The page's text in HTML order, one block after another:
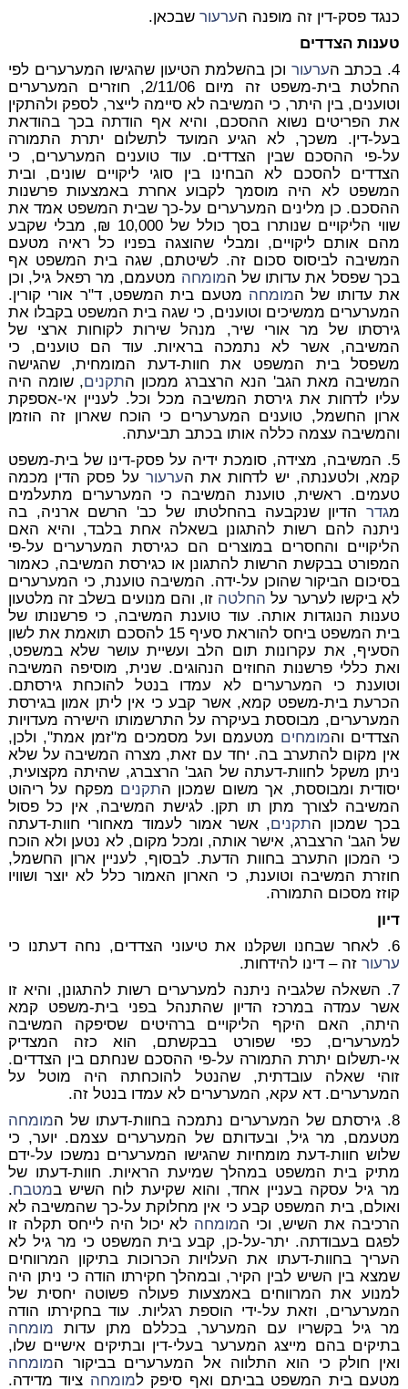
כנגד פסק-דין זה מופנה הערעורשבכאן.
טענות הצדדים
4. בכתב ה
ערעור וכן בהשלמת הטיעון שהגישו המערערים לפי
החלטת בית-משפט זה מיום 2/11/06, חוזרים המערערים
וטוענים, בין היתר, כי המשיבה לא סיימה לייצר, לספק ולהתקין
את הפריטים נשוא ההסכם, והיא אף הודתה בכך בהודאת
בעל-דין. משכך, לא הגיע המועד לתשלום יתרת התמורה
על-פי ההסכם שבין הצדדים. עוד טוענים המערערים, כי
הצדדים להסכם לא הבחינו בין סוגי ליקויים שונים, ובית
המשפט לא היה מוסמך לקבוע אחרת באמצעות פרשנות
ההסכם. כן מלינים המערערים על-כך שבית המשפט אמד את
שווי הליקויים שנותרו בסך כולל של 10,000 ₪, מבלי שקבע
מהם אותם ליקויים, ומבלי שהוצגה בפניו כל ראיה מטעם
המשיבה לביסוס סכום זה. לשיטתם, שגה בית המשפט אף
בכך שפסל את עדותו של המומחה מטעמם, מר רפאל גיל, וכן
את עדותו של המומחה מטעם בית המשפט, ד"ר אורי קורין.
המערערים ממשיכים וטוענים, כי שגה בית המשפט בקבלו את
גירסתו של מר אורי שיר, מנהל שירות לקוחות ארצי של
המשיבה, אשר לא נתמכה בראיות. עוד הם טוענים, כי
משפסל בית המשפט את חוות-דעת המומחית, שהגישה
המשיבה מאת הגב' הנא הרצברג ממכון התקנים, שומה היה
עליו לדחות את גירסת המשיבה מכל וכל. לעניין אי-אספקת
ארון החשמל, טוענים המערערים כי הוכח שארון זה הוזמן
והמשיבה עצמה כללה אותו בכתב תביעתה.
5. המשיבה, מצידה, סומכת ידיה על פסק-דינו של בית-משפט
קמא, ולטענתה, יש לדחות את הערעור על פסק הדין מכמה
טעמים. ראשית, טוענת המשיבה כי המערערים מתעלמים
מגדרהדיון שנקבעה בהחלטתו של כב' הרשם ארניה, בה
ניתנה להם רשות להתגונן בשאלה אחת בלבד, והיא האם
הליקויים והחסרים במוצרים הם כגירסת המערערים על-פי
המפורט בבקשת הרשות להתגונן או כגירסת המשיבה, כאמור
בסיכום הביקור שהוכן על-ידה. המשיבה טוענת, כי המערערים
לא ביקשו לערער על החלטה זו, והם מנועים בשלב זה מלטעון
טענות הנוגדות אותה. עוד טוענת המשיבה, כי פרשנותו של
בית המשפט ביחס להוראת סעיף 15 להסכם תואמת את לשון
הסעיף, את עקרונות תום הלב ועשיית עושר שלא במשפט,
ואת כללי פרשנות החוזים הנהוגים. שנית, מוסיפה המשיבה
וטוענת כי המערערים לא עמדו בנטל להוכחת גירסתם.
הכרעת בית-משפט קמא, אשר קבע כי אין ליתן אמון בגירסת
המערערים, מבוססת בעיקרה על התרשמותו הישירה מעדויות
הצדדים והמומחים מטעמם ועל מסמכים מ"זמן אמת", ולכן,
אין מקום להתערב בה. יחד עם זאת, מצרה המשיבה על שלא
ניתן משקל לחוות-דעתה של הגב' הרצברג, שהיתה מקצועית,
יסודית ומבוססת, אך משום שמכון התקנים מפקח על ריהוט
המשיבה לצורך מתן תו תקן. לגישת המשיבה, אין כל פסול
בכך שמכון התקנים, אשר אמור לעמוד מאחורי חוות-דעתה
של הגב' הרצברג, אישר אותה, ומכל מקום, לא נטען ולא הוכח
כי המכון התערב בחוות הדעת. לבסוף, לעניין ארון החשמל,
חוזרת המשיבה וטוענת, כי הארון האמור כלל לא יוצר ושוויו
קוזז מסכום התמורה.
דיון
6. לאחר שבחנו ושקלנו את טיעוני הצדדים, נחה דעתנו כי
ערעורזה – דינו להידחות.
7. השאלה שלגביה ניתנה למערערים רשות להתגונן, והיא זו
אשר עמדה במרכז הדיון שהתנהל בפני בית-משפט קמא
היתה, האם היקף הליקויים ברהיטים שסיפקה המשיבה
למערערים, כפי שפורט בבקשתם, הוא כזה המצדיק
אי-תשלום יתרת התמורה על-פי ההסכם שנחתם בין הצדדים.
זוהי שאלה עובדתית, שהנטל להוכחתה היה מוטל על
המערערים. דא עקא, המערערים לא עמדו בנטל זה.
8. גירסתם של המערערים נתמכה בחוות-דעתו של ה
מומחה
מטעמם, מר גיל, ובעדותם של המערערים עצמם. יוער, כי
שלוש חוות-דעת מומחיות שהגישו המערערים נמשכו על-ידם
מתיק בית המשפט במהלך שמיעת הראיות. חוות-דעתו של
מר גיל עסקה בעניין אחד, והוא שקיעת לוח השיש במטבח.
ואולם, בית המשפט קבע כי אין מחלוקת על-כך שהמשיבה לא
הרכיבה את השיש, וכי המומחה לא יכול היה לייחס תקלה זו
לפגם בעבודתה. יתר-על-כן, קבע בית המשפט כי מר גיל לא
העריך בחוות-דעתו את העלויות הכרוכות בתיקון המרווחים
שמצא בין השיש לבין הקיר, ובמהלך חקירתו הודה כי ניתן היה
למנוע את המרווחים באמצעות פעולה פשוטה יחסית של
המערערים, וזאת על-ידי הוספת רגליות. עוד בחקירתו הודה
מר גיל בקשריו עם המערער, בכללם מתן עדות מומחה
בתיקים בהם מייצג המערער בעלי-דין ובתיקים אישיים שלו,
ואין חולק כי הוא התלווה אל המערערים בביקור המומחה
מטעם בית המשפט בביתם ואף סיפק למומחה ציוד מדידה.